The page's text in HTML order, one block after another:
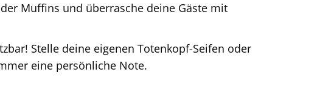
Muffins und überrasche deine Gäste mit
Stelle deine eigenen Totenkopf-Seifen oder
eine persönliche Note.